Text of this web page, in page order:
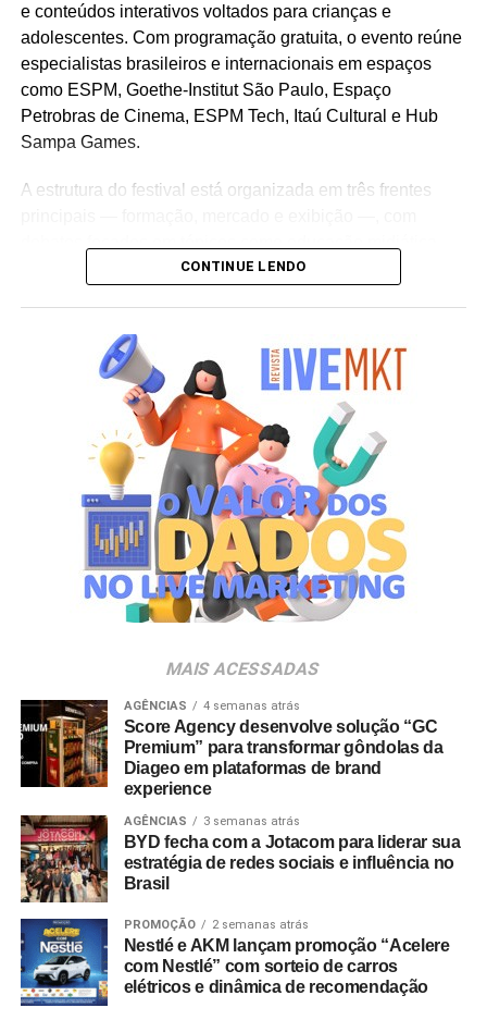
e conteúdos interativos voltados para crianças e
adolescentes. Com programação gratuita, o evento reúne
especialistas brasileiros e internacionais em espaços
como ESPM, Goethe-Institut São Paulo, Espaço
Petrobras de Cinema, ESPM Tech, Itaú Cultural e Hub
Sampa Games.
A estrutura do festival está organizada em três frentes
inteligência criativa, jogos eletrônicos, o impacto do ECA
Destaques da programação
Seminário do Audiovisual Infantil: Ciclo de seis dias
masterclasses ,workshops, painéis de mercado e
apresentação de pesquisas sobre produção de conteúdo
e políticas públicas para a infância.
Masterclass Internacional:Apresentação do diretor
holandês Jan-Willem Bult, referência em documentários
feitos com crianças e criador da metodologia
Preschool.doc, sobre construção de narrativas reais na
ficção e no formato documental.
Debates sobre ECA Digital:Painel com a participação
do Instituto Alana e advogados especializados para
discutir as adequações regulatórias exigidas de
produtoras de conteúdo, desenvolvedoras degamese
projetos educativos.
Competição de Obras Digitais e Interativas:
competitiva que reúne produções nas categoriasgames,
e-books,podcasts, aplicativos e experiências
acompanhada de rodadas de conversa entre
desenvolvedores.
Conversa comKids:Encontros focados na criação de
personagens, no papel da ficção na formação infantil e
CONTINUE LENDO
MAIS ACESSADAS
AGÊNCIAS 4 semanas atrás
Score Agency desenvolve solução “GC
Premium” para transformar gôndolas da
Diageo em plataformas de brand
experience
AGÊNCIAS 3 semanas atrás
BYD fecha com a Jotacom para liderar sua
estratégia de redes sociais e influência no
Brasil
PROMOÇÃO 2 semanas atrás
Nestlé e AKM lançam promoção “Acelere
com Nestlé” com sorteio de carros
elétricos e dinâmica de recomendação